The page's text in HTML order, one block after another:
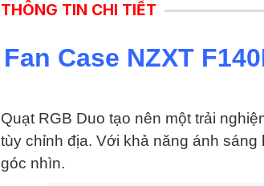
THÔNG TIN CHI TIẾT
Fan Case NZXT
Quạt RGB Duo tạo nên một trải
tùy chỉnh địa. Với khả năng ánh
góc nhìn.